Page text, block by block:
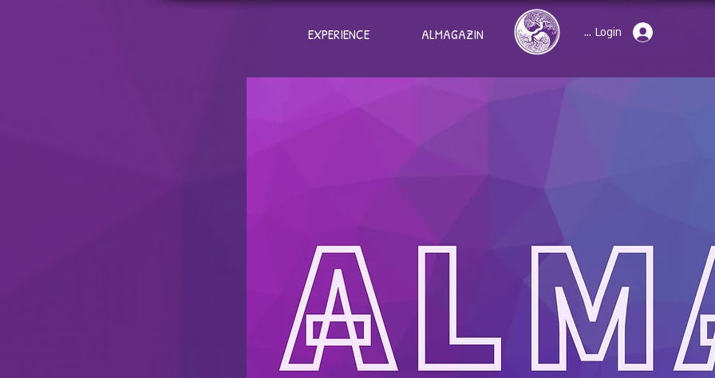
EXPERIENCE ALMAGAZIN Sign Up / Login